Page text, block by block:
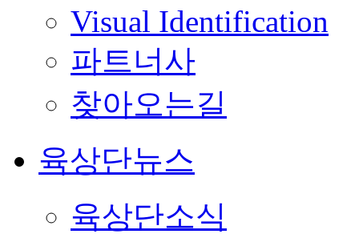
Visual Identification
파트너사
찾아오는길
육상단뉴스
육상단소식